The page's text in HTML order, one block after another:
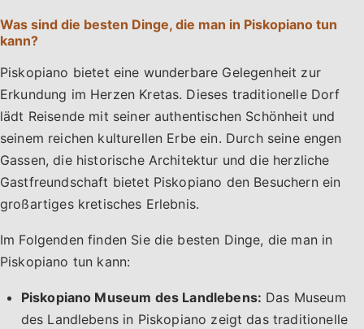
Was sind die besten Dinge, die man in Piskopiano tun
kann?
Piskopiano bietet eine wunderbare Gelegenheit zur
Erkundung im Herzen Kretas. Dieses traditionelle Dorf
lädt Reisende mit seiner authentischen Schönheit und
seinem reichen kulturellen Erbe ein. Durch seine engen
Gassen, die historische Architektur und die herzliche
Gastfreundschaft bietet Piskopiano den Besuchern ein
großartiges kretisches Erlebnis.
Im Folgenden finden Sie die besten Dinge, die man in
Piskopiano tun kann:
Piskopiano Museum des Landlebens: Das Museum
des Landlebens in Piskopiano zeigt das traditionelle